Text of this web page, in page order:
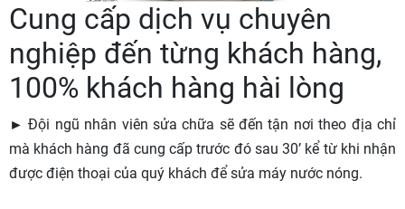
Cung cấp dịch vụ chuyên
nghiệp đến từng khách hàng,
100% khách hàng hài lòng
► Đội ngũ nhân viên sửa chữa sẽ đến tận nơi theo địa chỉ
mà khách hàng đã cung cấp trước đó sau 30’ kể từ khi nhận
được điện thoại của quý khách để sửa máy nước nóng.